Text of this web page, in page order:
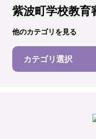
紫波町学校教育
他のカテゴリを見る
カテゴリ選択